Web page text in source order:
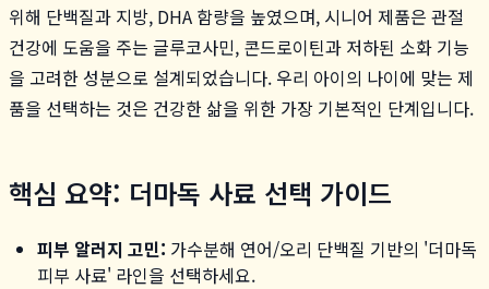
위해 단백질과 지방, DHA 함량을 높였으며, 시니어 제품은 관절
건강에 도움을 주는 글루코사민, 콘드로이틴과 저하된 소화 기능
을 고려한 성분으로 설계되었습니다. 우리 아이의 나이에 맞는 제
품을 선택하는 것은 건강한 삶을 위한 가장 기본적인 단계입니다.
핵심 요약: 더마독 사료 선택 가이드
피부 알러지 고민: 가수분해 연어/오리 단백질 기반의 '더마독
피부 사료' 라인을 선택하세요.